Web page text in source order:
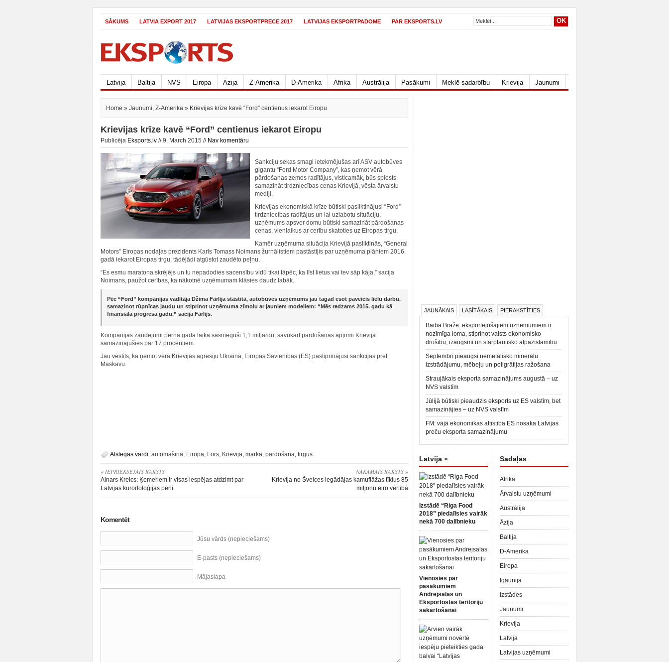
SĀKUMS LATVIA EXPORT 2017 LATVIJAS EKSPORTPRECE 2017 LATVIJAS EKSPORTPADOME PAR EKSPORTS.LV
Latvija Baltija NVS Eiropa Āzija Z-Amerika D-Amerika Āfrika Austrālija Pasākumi Meklē sadarbību Krievija Jaunumi
Home » Jaunumi, Z-Amerika » Krievijas krīze kavē “Ford” centienus iekarot Eiropu
Krievijas krīze kavē “Ford” centienus iekarot Eiropu
Publicēja Eksports.lv // 9. March 2015 // Nav komentāru
Sankciju sekas smagi ietekmējušas arī ASV autobūves
gigantu “Ford Motor Company”, kas ņemot vērā
pārdošanas zemos radītājus, visticamāk, būs spiests
samazināt tirdzniecības cenas Krievijā, vēsta ārvalstu
mediji.
Krievijas ekonomiskā krīze būtiski pasliktinājusi “Ford”
tirdzniecības radītājus un lai uzlabotu situāciju,
uzņēmums apsver domu būtiski samazināt pārdošanas
cenas, vienlaikus ar cerību skatoties uz Eiropas tirgu.
Kamēr uzņēmuma situācija Krievijā pasliktinās, “General
Motors” Eiropas nodaļas prezidents Karls Tomass Noimans žurnālistiem pastāstījis par uzņēmuma plāniem 2016.
gadā iekarot Eiropas tirgu, tādējādi atgūstot zaudēto peļņu.
“Es esmu maratona skrējējs un tu nepadodies sacensību vidū tikai tāpēc, ka līst lietus vai tev sāp kāja,” sacīja
Noimans, paužot cerības, ka nākotnē uzņēmumam klāsies daudz labāk.
Pēc “Ford” kompānijas vadītāja Džima Fārlija stāstītā, autobūves uzņēmums jau tagad esot paveicis lielu darbu,
samazinot rūpnīcas jaudu un stiprinot uzņēmuma zīmolu ar jauniem modeļiem: “Mēs redzams 2015. gadu kā
finansiāla progresa gadu,” sacīja Fārlijs.
Kompānijas zaudējumi pērnā gada laikā sasnieguši 1,1 miljardu, savukārt pārdošanas apjomi Krievijā
samazinājušies par 17 procentiem.
Jau vēstīts, ka ņemot vērā Krievijas agresiju Ukrainā, Eiropas Savienības (ES) pastiprinājusi sankcijas pret
Maskavu.
Atslēgas vārdi: automašīna, Eiropa, Fors, Krievija, marka, pārdošana, tirgus
« IEPRIEKŠĒJAIS RAKSTS
Ainars Kreics: Ķemeriem ir visas iespējas atdzimt par
Latvijas kurortoloģijas pērli
NĀKAMAIS RAKSTS »
Krievija no Šveices iegādājas kamuflāžas tīklus 85
miljonu eiro vērtībā
Komentēt
Jūsu vārds (nepieciešams)
E-pasts (nepieciešams)
Mājaslapa
JAUNĀKAIS LASĪTĀKAIS PIERAKSTĪTIES
Baiba Braže: eksportējošajiem uzņēmumiem ir
nozīmīga loma, stiprinot valsts ekonomisko
drošību, izaugsmi un starptautisko atpazīstamību
Septembrī pieaugsi nemetālisko minerālu
izstrādājumu, mēbeļu un poligrāfijas ražošana
Straujākais eksporta samazinājums augustā – uz
NVS valstīm
Jūlijā būtiski pieaudzis eksports uz ES valstīm, bet
samazinājies – uz NVS valstīm
FM: vājā ekonomikas attīstība ES nosaka Latvijas
preču eksporta samazinājumu
Latvija »
Izstādē “Riga Food
2018” piedalīsies vairāk
nekā 700 dalībnieku
Vienosies par
pasākumiem
Andrejsalas un
Eksportostas teritoriju
sakārtošanai
Sadaļas
Āfrika
Ārvalstu uzņēmumi
Austrālija
Āzija
Baltija
D-Amerika
Eiropa
Igaunija
Izstādes
Jaunumi
Krievija
Latvija
Latvijas uzņēmumi